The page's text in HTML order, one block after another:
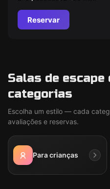
Reservar
Salas de escape
categorias
Escolha um estilo — cada
avaliações e reservas.
Para crianças